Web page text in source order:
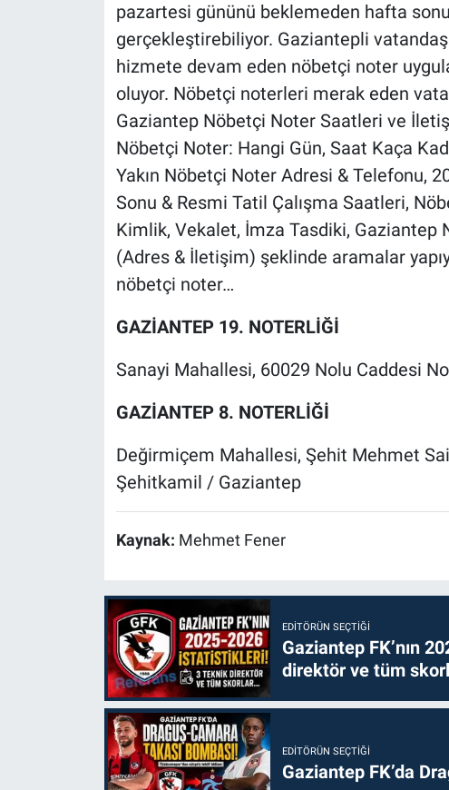
pazartesi gününü beklemeden hafta
gerçekleştirebiliyor. Gaziantepli
hizmete devam eden nöbetçi noter
oluyor. Nöbetçi noterleri merak eden
Gaziantep Nöbetçi Noter Saatleri ve
Nöbetçi Noter: Hangi Gün, Saat Kaça
Yakın Nöbetçi Noter Adresi & Telefonu,
Sonu & Resmi Tatil Çalışma Saatleri,
Kimlik, Vekalet, İmza Tasdiki, Gaziantep
(Adres & İletişim) şeklinde aramalar
nöbetçi noter…
GAZİANTEP 19. NOTERLİĞİ
Sanayi Mahallesi, 60029 Nolu Caddesi
GAZİANTEP 8. NOTERLİĞİ
Değirmiçem Mahallesi, Şehit Mehmet
Şehitkamil / Gaziantep
Kaynak: Mehmet Fener
EDITÖRÜN SEÇTIĞI
Gaziantep FK’nın
direktör ve tüm
EDITÖRÜN SEÇTIĞI
Gaziantep FK’da